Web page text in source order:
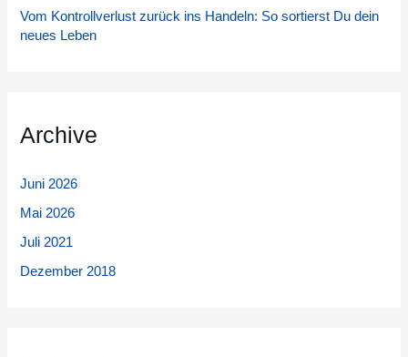
Vom Kontrollverlust zurück ins Handeln: So sortierst Du dein
neues Leben
Archive
Juni 2026
Mai 2026
Juli 2021
Dezember 2018